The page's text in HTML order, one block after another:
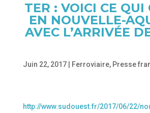
TER : VOICI CE QUI
EN NOUVELLE-
AVEC L’ARRIVÉE
Juin 22, 2017| Ferroviaire, Presse
http://www.sudouest.fr/2017/06/22/